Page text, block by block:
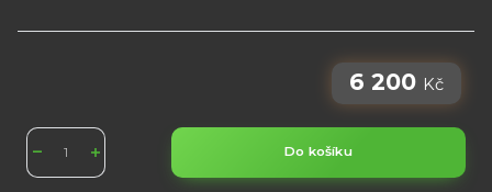
6 200 Kč
Do košíku